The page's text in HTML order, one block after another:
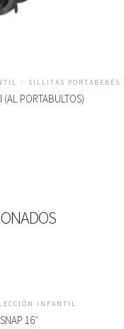
/ SILLITAS PORTABEBÉS
PORTABULTOS)
INFANTIL
16″